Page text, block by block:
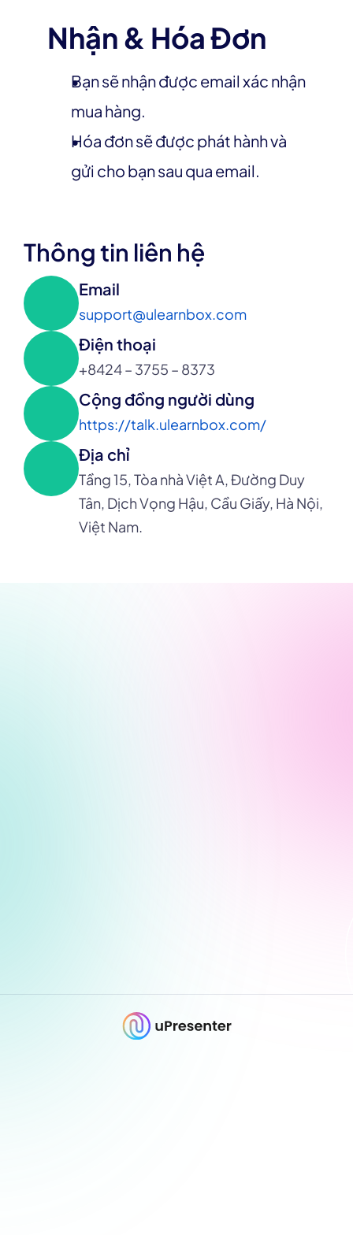
Nhận & Hóa Đơn
Bạn sẽ nhận được email xác nhận
mua hàng.
Hóa đơn sẽ được phát hành và
gửi cho bạn sau qua email.
Thông tin liên hệ
Email
support@ulearnbox.com
Điện thoại
+8424 – 3755 – 8373
Cộng đồng người dùng
https://talk.ulearnbox.com/
Địa chỉ
Tầng 15, Tòa nhà Việt A, Đường Duy
Tân, Dịch Vọng Hậu, Cầu Giấy, Hà Nội,
Việt Nam.